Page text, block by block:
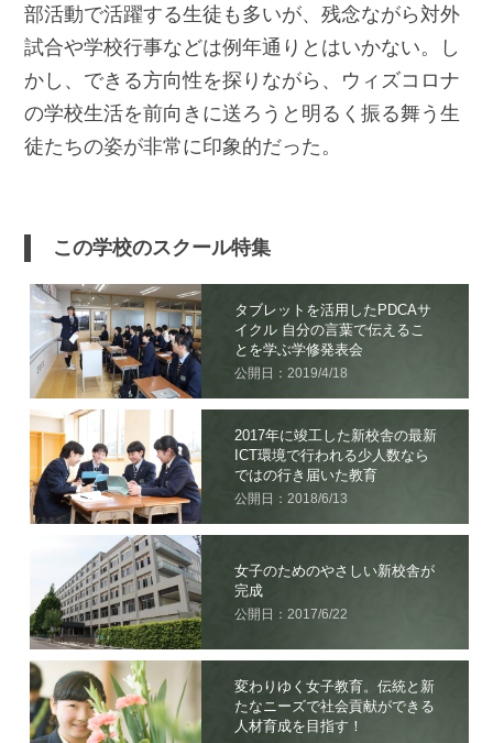
部活動で活躍する生徒も多いが、残念ながら対外
試合や学校行事などは例年通りとはいかない。し
かし、できる方向性を探りながら、ウィズコロナ
の学校生活を前向きに送ろうと明るく振る舞う生
徒たちの姿が非常に印象的だった。
この学校のスクール特集
タブレットを活用したPDCAサ
イクル 自分の言葉で伝えるこ
とを学ぶ学修発表会
公開日：2019/4/18
2017年に竣工した新校舎の最新
ICT環境で行われる少人数なら
ではの行き届いた教育
公開日：2018/6/13
女子のためのやさしい新校舎が
完成
公開日：2017/6/22
変わりゆく女子教育。伝統と新
たなニーズで社会貢献ができる
人材育成を目指す！